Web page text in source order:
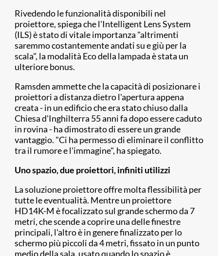
Rivedendo le funzionalità disponibili nel
proiettore, spiega che l'Intelligent Lens System
(ILS) è stato di vitale importanza "altrimenti
saremmo costantemente andati su e giù per la
scala", la modalità Eco della lampada è stata un
ulteriore bonus.
Ramsden ammette che la capacità di posizionare i
proiettori a distanza dietro l'apertura appena
creata - in un edificio che era stato chiuso dalla
Chiesa d'Inghilterra 55 anni fa dopo essere caduto
in rovina - ha dimostrato di essere un grande
vantaggio. "Ci ha permesso di eliminare il conflitto
tra il rumore e l'immagine", ha spiegato.
Uno spazio, due proiettori, infiniti utilizzi
La soluzione proiettore offre molta flessibilità per
tutte le eventualità. Mentre un proiettore
HD14K-M è focalizzato sul grande schermo da 7
metri, che scende a coprire una delle finestre
principali, l'altro è in genere finalizzato per lo
schermo più piccoli da 4 metri, fissato in un punto
medio della sala, usato quando lo spazio è